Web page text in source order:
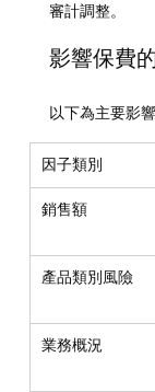
審計調整。
影響保費
以下為主要影
因子類別
銷售額
產品類別風險
業務概況